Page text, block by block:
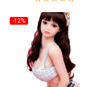
-12%